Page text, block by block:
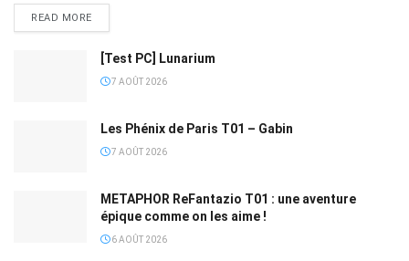
READ MORE
[Test PC] Lunarium
7 AOÛT 2026
Les Phénix de Paris T01 – Gabin
7 AOÛT 2026
METAPHOR ReFantazio T01 : une aventure
épique comme on les aime !
6 AOÛT 2026